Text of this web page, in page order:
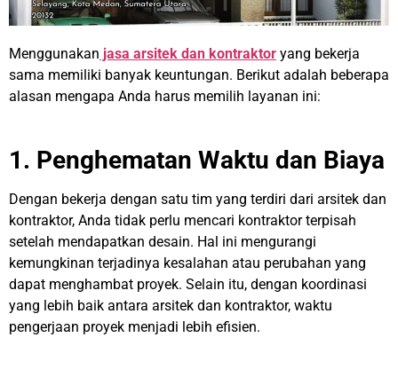
Menggunakan jasa arsitek dan kontraktor yang bekerja
sama memiliki banyak keuntungan. Berikut adalah beberapa
alasan mengapa Anda harus memilih layanan ini:
1. Penghematan Waktu dan Biaya
Dengan bekerja dengan satu tim yang terdiri dari arsitek dan
kontraktor, Anda tidak perlu mencari kontraktor terpisah
setelah mendapatkan desain. Hal ini mengurangi
kemungkinan terjadinya kesalahan atau perubahan yang
dapat menghambat proyek. Selain itu, dengan koordinasi
yang lebih baik antara arsitek dan kontraktor, waktu
pengerjaan proyek menjadi lebih efisien.